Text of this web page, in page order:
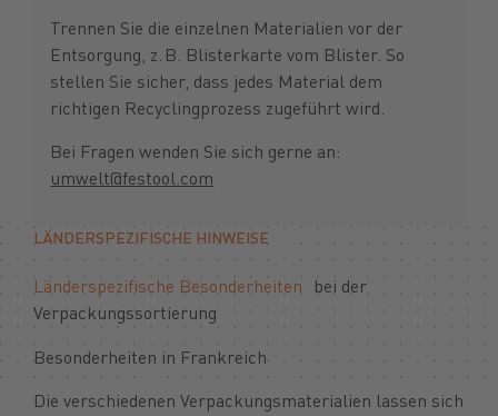
Trennen Sie die einzelnen Materialien vor der
Entsorgung, z. B. Blisterkarte vom Blister. So
stellen Sie sicher, dass jedes Material dem
richtigen Recyclingprozess zugeführt wird.
Bei Fragen wenden Sie sich gerne an:
umwelt@festool.com
LÄNDERSPEZIFISCHE HINWEISE
Länderspezifische Besonderheiten bei der
Verpackungssortierung
Besonderheiten in Frankreich
Die verschiedenen Verpackungsmaterialien lassen sich